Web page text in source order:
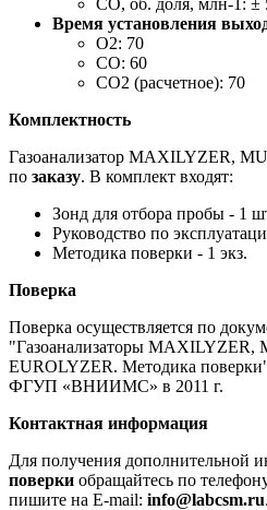
Время установления
O2: 70
CO: 60
CO2 (расчетное): 70
Комплектность
Газоанализатор MAXILYZER,
по заказу. В комплект входят:
Зонд для отбора пробы - 1
Руководство по
Методика поверки - 1 экз.
Поверка
Поверка осуществляется по
"Газоанализаторы MAXILYZER,
EUROLYZER. Методика
ФГУП «ВНИИМС» в 2011 г.
Контактная информация
Для получения дополнительной
поверки обращайтесь по
пишите на E-mail: info@labcsm.ru.